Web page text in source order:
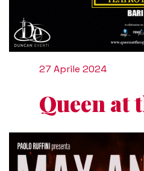
27 Aprile 2024
Queen at